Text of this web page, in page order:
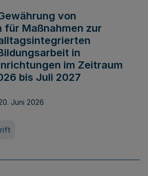
von
für Maßnahmen zur
in
im Zeitraum
bis Juli 2027
Juni 2026